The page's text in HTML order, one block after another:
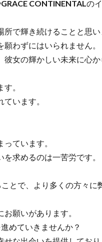
GRACE CONTINENTALの
で輝き続けることと思い
わずにはいられません。
女の輝かしい未来に心か
。
ています。
ています。
求めるのは一苦労です。
とで、より多くの方々
願いがあります。
めていきませんか？